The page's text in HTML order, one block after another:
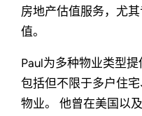
房地产估值服务，尤
值。
Paul为多种物业类型提
包括但不限于多户住
物业。 他曾在美国以